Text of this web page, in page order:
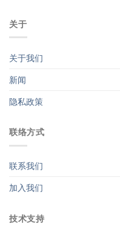
关于
关于我们
新闻
隐私政策
联络方式
联系我们
加入我们
技术支持